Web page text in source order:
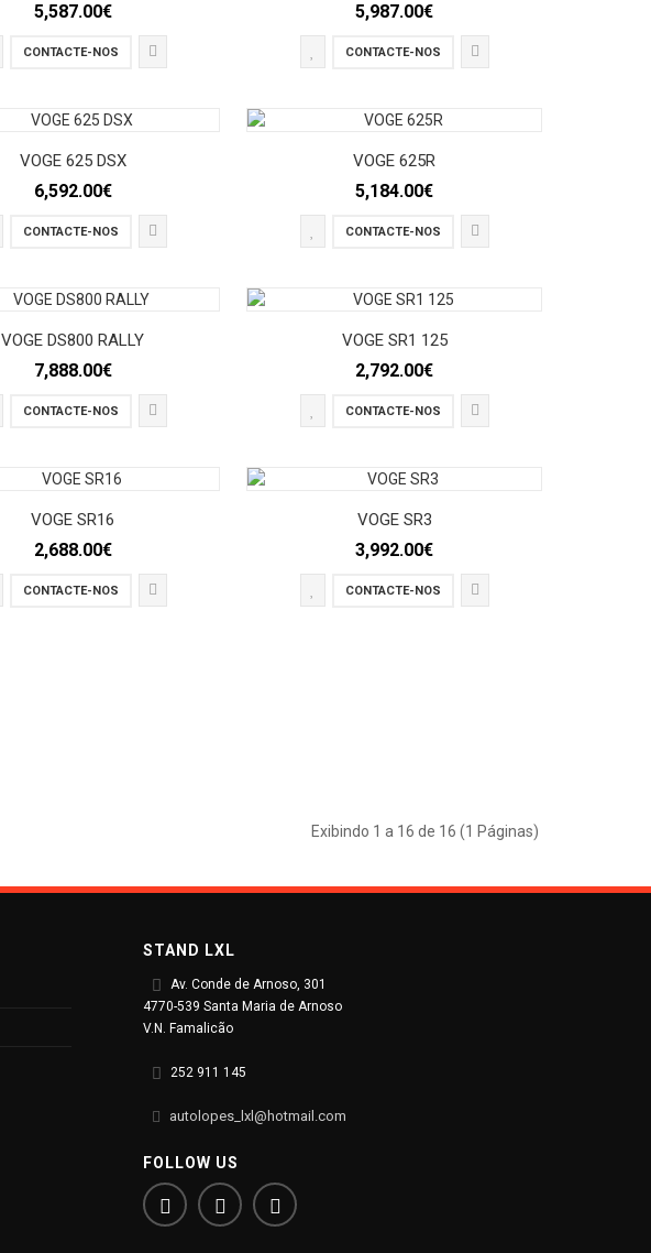
5,587.00€
CONTACTE-NOS
5,987.00€
CONTACTE-NOS
VOGE 625 DSX
6,592.00€
CONTACTE-NOS
VOGE 625R
5,184.00€
CONTACTE-NOS
VOGE DS800 RALLY
7,888.00€
CONTACTE-NOS
VOGE SR1 125
2,792.00€
CONTACTE-NOS
VOGE SR16
2,688.00€
CONTACTE-NOS
VOGE SR3
3,992.00€
CONTACTE-NOS
Exibindo 1 a 16 de 16 (1 Páginas)
STAND LXL
Av. Conde de Arnoso, 301
4770-539 Santa Maria de Arnoso
V.N. Famalicão
252 911 145
autolopes_lxl@hotmail.com
FOLLOW US